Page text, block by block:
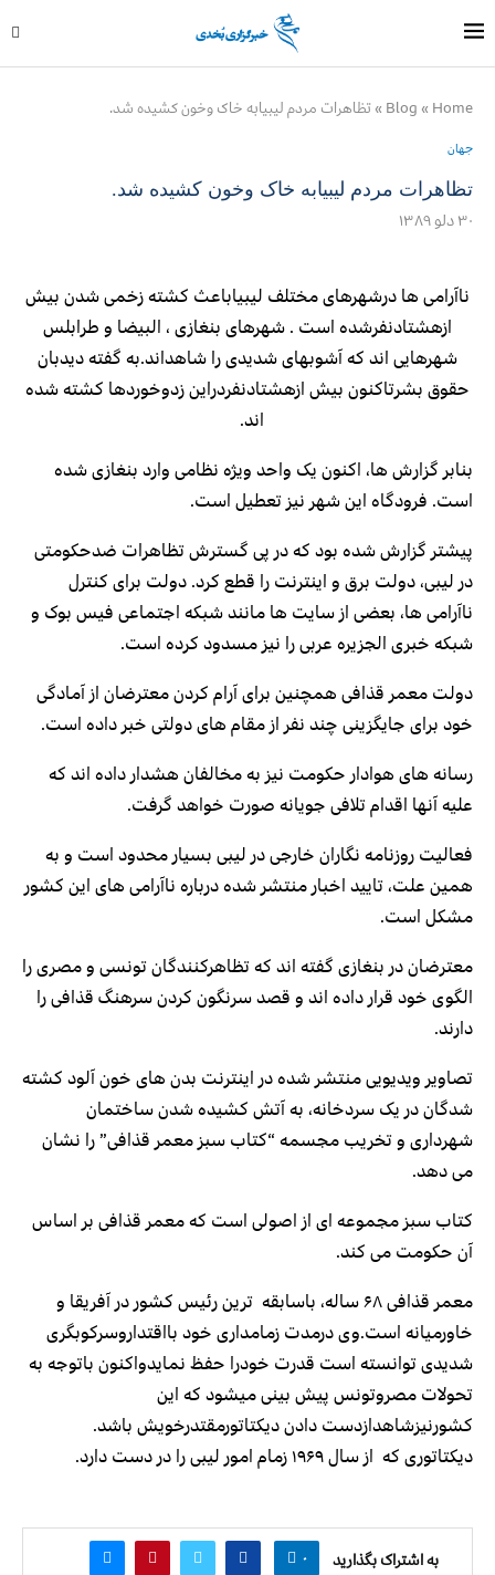
Home
»
Blog
»تظاهرات مردم لیبیابه خاک وخون کشیده شد.
جهان
تظاهرات مردم لیبیابه خاک وخون کشیده شد.
۳۰ دلو ۱۳۸۹
ناآرامی ها درشهرهای مختلف لیبیاباعث کشته زخمی شدن بیش
ازهشتادنفرشده است . شهرهای بنغازی ، البیضا و طرابلس
شهرهایی اند که آشوبهای شدیدی را شاهداند.به گفته دیدبان
حقوق بشرتاکنون بیش ازهشتادنفردراین زدوخوردها کشته شده
اند.
بنابر گزارش ها، اکنون یک واحد ویژه نظامی وارد بنغازی شده
است. فرودگاه این شهر نیز تعطیل است.
پیشتر گزارش شده بود که در پی گسترش تظاهرات ضدحکومتی
در لیبی، دولت برق و اینترنت را قطع کرد. دولت برای کنترل
ناآرامی ها، بعضی از سایت ها مانند شبکه اجتماعی فیس بوک و
شبکه خبری الجزیره عربی را نیز مسدود کرده است.
دولت معمر قذافی همچنین برای آرام کردن معترضان از آمادگی
خود برای جایگزینی چند نفر از مقام های دولتی خبر داده است.
رسانه های هوادار حکومت نیز به مخالفان هشدار داده اند که
علیه آنها اقدام تلافی جویانه صورت خواهد گرفت.
فعالیت روزنامه نگاران خارجی در لیبی بسیار محدود است و به
همین علت، تایید اخبار منتشر شده درباره ناآرامی های این کشور
مشکل است.
معترضان در بنغازی گفته اند که تظاهرکنندگان تونسی و مصری را
الگوی خود قرار داده اند و قصد سرنگون کردن سرهنگ قذافی را
دارند.
تصاویر ویدیویی منتشر شده در اینترنت بدن های خون آلود کشته
شدگان در یک سردخانه، به آتش کشیده شدن ساختمان
شهرداری و تخریب مجسمه “کتاب سبز معمر قذافی” را نشان
می دهد.
کتاب سبز مجموعه ای از اصولی است که معمر قذافی بر اساس
آن حکومت می کند.
معمر قذافی ۶۸ ساله، باسابقه ترین رئیس کشور در آفریقا و
خاورمیانه است.وی درمدت زمامداری خود بااقتداروسرکوبگری
شدیدی توانسته است قدرت خودرا حفظ نمایدواکنون باتوجه به
تحولات مصروتونس پیش بینی میشود که این
کشورنیزشاهدازدست دادن دیکتاتورمقتدرخویش باشد.
دیکتاتوری که از سال ۱۹۶۹ زمام امور لیبی را در دست دارد.
به اشتراک بگذارید ۰